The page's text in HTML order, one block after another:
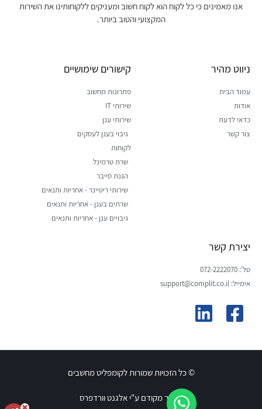
אנו מאמינים כי כל לקוח הוא לקוח חשוב ומעניקים ללקוחותינו את השירות
המקצועי והטוב ביותר.
ניווט מהיר
עמוד הבית
אודות
כדאי לדעת
צור קשר
קישורים שימושיים
פתרונות מחשוב
שירותי IT
שירותי ענן
גיבוי בענן לעסקים
לקוחות
שרת טרמינל
הגנת סייבר
שירותי ריטיינר - אחריות ותנאים
שרתים בענן - אחריות ותנאים
גיבויים ענן - אחריות ותנאים
יצירת קשר
טל': 072-2222070
אימייל: support@complit.co.il
© כל הזכויות שמורות לקומפליט מחשבים
האתר מקודם ע"י אלגנט וורדפרס